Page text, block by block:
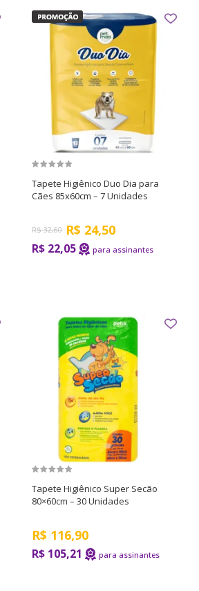
Tapete Higiênico Duo Dia para
Cães 85x60cm – 7 Unidades
R$ 32,60 R$ 24,50
R$ 22,05
Tapete Higiênico Super Secão
80×60cm – 30 Unidades
R$ 116,90
R$ 105,21